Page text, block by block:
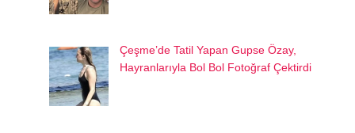
Çeşme’de Tatil Yapan Gupse Özay,
Hayranlarıyla Bol Bol Fotoğraf Çektirdi